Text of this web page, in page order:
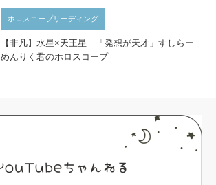
ホロスコープリーディング
【非凡】水星×天王星 「発想が天才」すしらー
めんりく君のホロスコープ